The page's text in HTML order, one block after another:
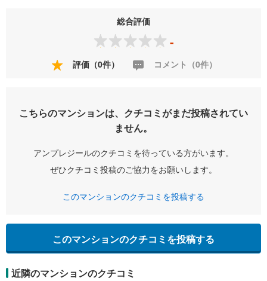
総合評価
-
評価（0件） コメント（0件）
こちらのマンションは、クチコミがまだ投稿されてい
ません。
アンプレジールのクチコミを待っている方がいます。
ぜひクチコミ投稿のご協力をお願いします。
このマンションのクチコミを投稿する
このマンションのクチコミを投稿する
近隣のマンションのクチコミ